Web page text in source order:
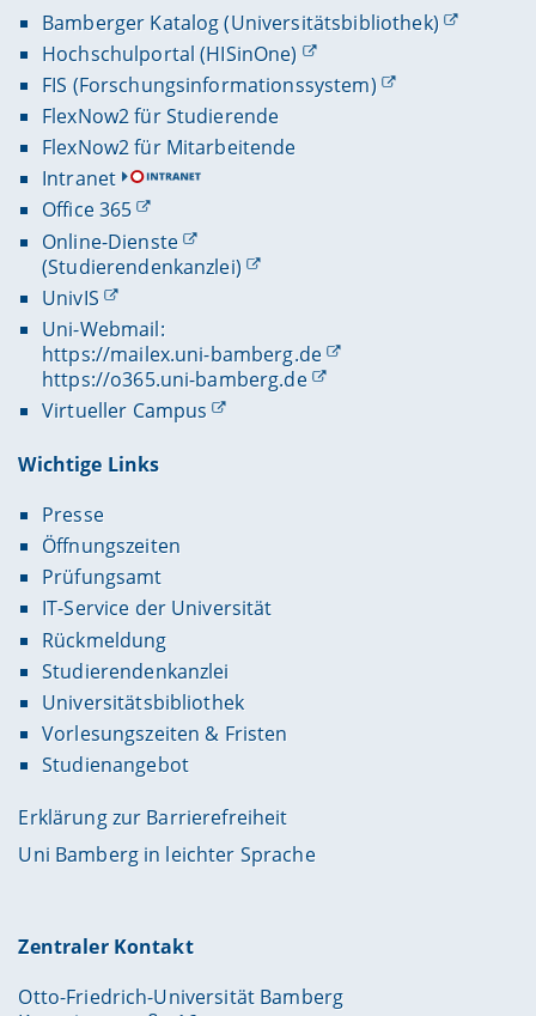
Bamberger Katalog (Universitätsbibliothek)
Hochschulportal (HISinOne)
FIS (Forschungsinformationssystem)
FlexNow2 für Studierende
FlexNow2 für Mitarbeitende
Intranet
Office 365
Online-Dienste
(Studierendenkanzlei)
UnivIS
Uni-Webmail:
https://mailex.uni-bamberg.de
https://o365.uni-bamberg.de
Virtueller Campus
Wichtige Links
Presse
Öffnungszeiten
Prüfungsamt
IT-Service der Universität
Rückmeldung
Studierendenkanzlei
Universitätsbibliothek
Vorlesungszeiten & Fristen
Studienangebot
Erklärung zur Barrierefreiheit
Uni Bamberg in leichter Sprache
Zentraler Kontakt
Otto-Friedrich-Universität Bamberg